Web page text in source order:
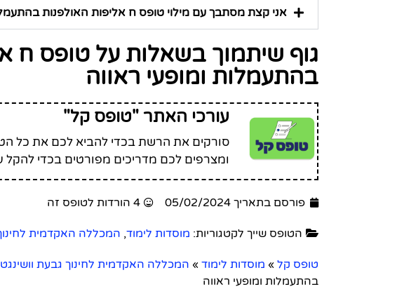
אני קצת מסתבך עם מילוי טופס ח אליפות האולפנות
גוף שיתמוך בשאלות על טופס ח
בהתעמלות ומופעי ראווה
עורכי האתר "טופס קל"
סורקים את הרשת בכדי להביא לכם את כל
ומצרפים לכם מדריכים מפורטים בכדי להקל
פורסם בתאריך 05/02/2024 4 הורדות לטופס זה
הטופס שייך לקטגוריות: מוסדות לימוד, המכללה האקדמית לחינוך
טופס קל » מוסדות לימוד » המכללה האקדמית לחינוך גבעת
בהתעמלות ומופעי ראווה